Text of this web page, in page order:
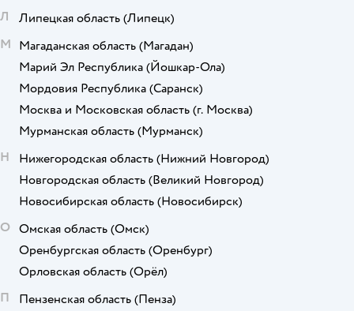
Л
Липецкая область (Липецк)
М Магаданская область (Магадан)
Марий Эл Республика (Йошкар-Ола)
Мордовия Республика (Саранск)
Москва и Московская область (г. Москва)
Мурманская область (Мурманск)
Н
Нижегородская область (Нижний Новгород)
Новгородская область (Великий Новгород)
Новосибирская область (Новосибирск)
О Омская область (Омск)
Оренбургская область (Оренбург)
Орловская область (Орёл)
П
Пензенская область (Пенза)